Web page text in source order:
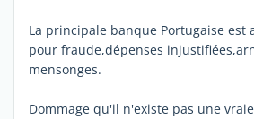
La principale banque Portugaise
pour fraude,dépenses
mensonges.
Dommage qu'il n'existe pas une